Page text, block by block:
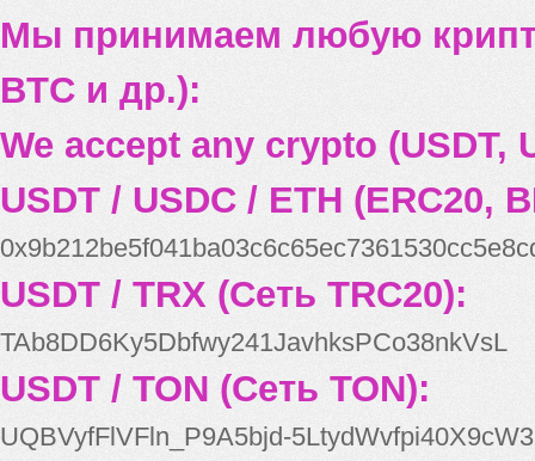
Мы принимаем любую
BTC и др.):
We accept any crypto (USDT,
USDT / USDC / ETH (ERC20,
USDT / TRX (Сеть TRC20):
TAb8DD6Ky5Dbfwy241JavhksPCo38nkVsL
USDT / TON (Сеть TON):
UQBVyfFlVFln_P9A5bjd-